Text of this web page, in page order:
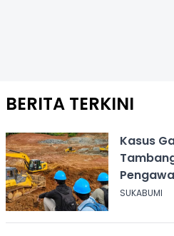
BERITA TERKINI
Kasus
SUKABUMI